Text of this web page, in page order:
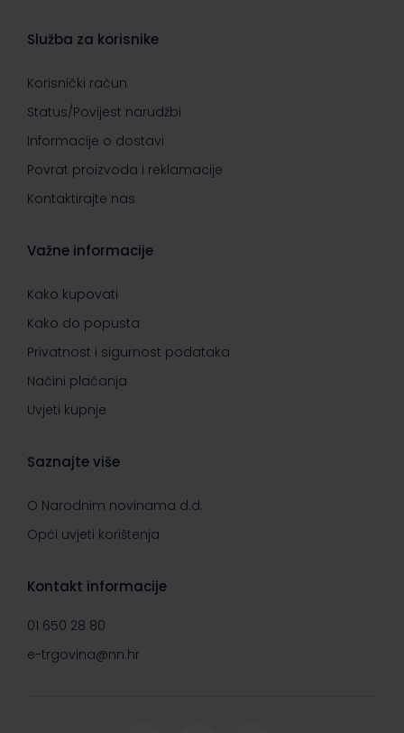
Služba za korisnike
Korisnički račun
Status/Povijest narudžbi
Informacije o dostavi
Povrat proizvoda i reklamacije
Kontaktirajte nas
Važne informacije
Kako kupovati
Kako do popusta
Privatnost i sigurnost podataka
Načini plaćanja
Uvjeti kupnje
Saznajte više
O Narodnim novinama d.d.
Opći uvjeti korištenja
Kontakt informacije
01 650 28 80
e-trgovina@nn.hr